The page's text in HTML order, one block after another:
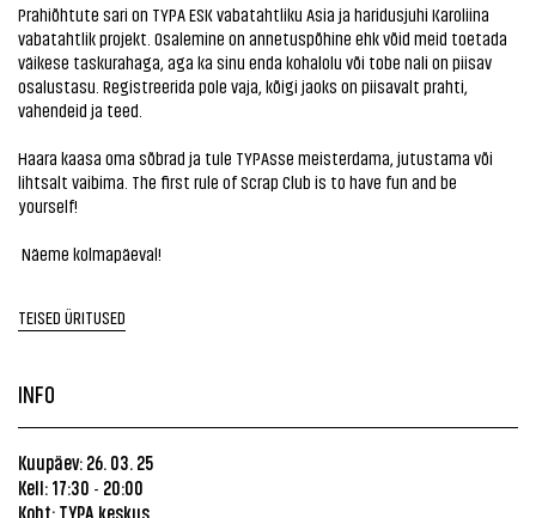
Prahiõhtute sari on TYPA ESK vabatahtliku Asia ja haridusjuhi Karoliina
vabatahtlik projekt. Osalemine on annetuspõhine ehk võid meid toetada
väikese taskurahaga, aga ka sinu enda kohalolu või tobe nali on piisav
osalustasu. Registreerida pole vaja, kõigi jaoks on piisavalt prahti,
vahendeid ja teed.
Haara kaasa oma sõbrad ja tule TYPAsse meisterdama, jutustama või
lihtsalt vaibima. The first rule of Scrap Club is to have fun and be
yourself!
Näeme kolmapäeval!
TEISED ÜRITUSED
INFO
Kuupäev: 26. 03. 25
Kell: 17:30 - 20:00
Koht: TYPA keskus